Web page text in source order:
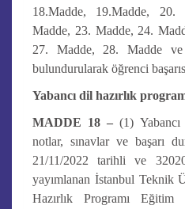
18.Madde, 19.Madde,
Madde, 23. Madde, 24.
27. Madde, 28. Madde
bulundurularak öğrenci
Yabancı dil hazırlık
MADDE 18 – (1) Yabancı
notlar, sınavlar ve başarı
21/11/2022 tarihli ve
yayımlanan İstanbul Teknik
Hazırlık Programı